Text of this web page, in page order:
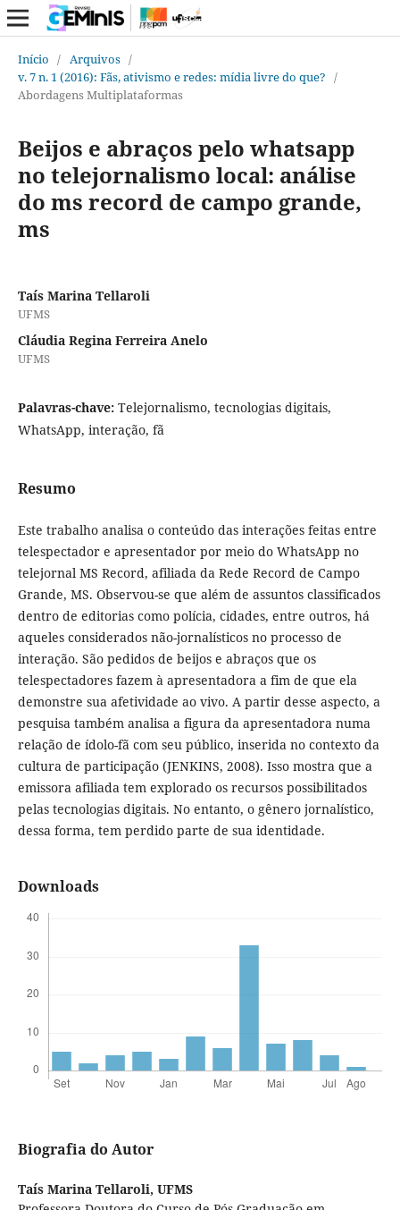
Início / Arquivos /
v. 7 n. 1 (2016): Fãs, ativismo e redes: mídia livre do que? /
Abordagens Multiplataformas
Beijos e abraços pelo whatsapp
no telejornalismo local: análise
do ms record de campo grande,
ms
Taís Marina Tellaroli
UFMS
Cláudia Regina Ferreira Anelo
UFMS
Palavras-chave: Telejornalismo, tecnologias digitais,
WhatsApp, interação, fã
Resumo
Este trabalho analisa o conteúdo das interações feitas entre
telespectador e apresentador por meio do WhatsApp no
telejornal MS Record, afiliada da Rede Record de Campo
Grande, MS. Observou-se que além de assuntos classificados
dentro de editorias como polícia, cidades, entre outros, há
aqueles considerados não-jornalísticos no processo de
interação. São pedidos de beijos e abraços que os
telespectadores fazem à apresentadora a fim de que ela
demonstre sua afetividade ao vivo. A partir desse aspecto, a
pesquisa também analisa a figura da apresentadora numa
relação de ídolo-fã com seu público, inserida no contexto da
cultura de participação (JENKINS, 2008). Isso mostra que a
emissora afiliada tem explorado os recursos possibilitados
pelas tecnologias digitais. No entanto, o gênero jornalístico,
dessa forma, tem perdido parte de sua identidade.
Downloads
Biografia do Autor
Taís Marina Tellaroli, UFMS